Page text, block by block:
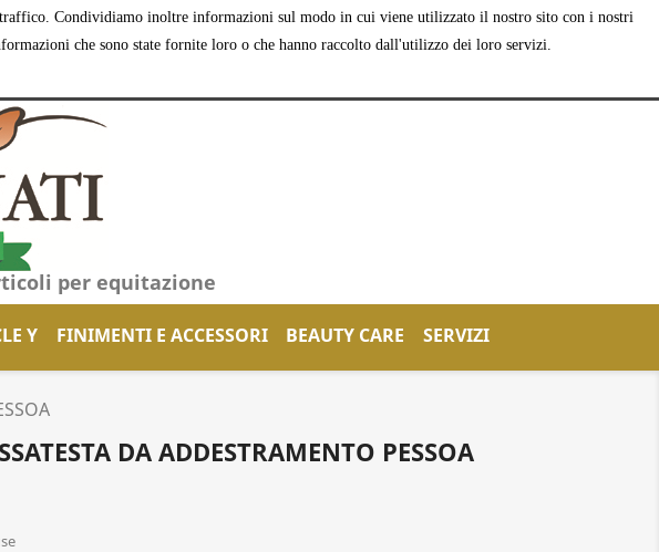
Condividiamo inoltre informazioni sul modo in cui viene utilizzato il nostro sito con i nostri
che sono state fornite loro o che hanno raccolto dall'utilizzo dei loro servizi.
 Accedi shopping_cart Carrello(0)
per equitazione
Y FINIMENTI E ACCESSORI BEAUTY CARE SERVIZI
DA ADDESTRAMENTO PESSOA